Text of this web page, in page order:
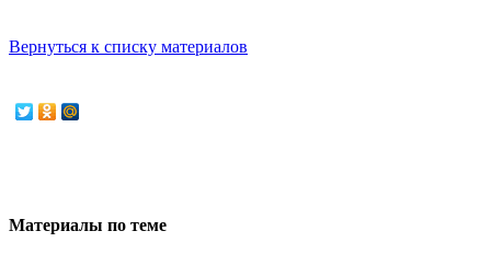
Вернуться к списку материалов
Материалы по теме